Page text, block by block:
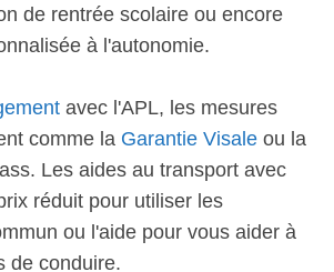
de rentrée scolaire ou encore
à l'autonomie.
avec l'APL, les mesures
comme la Garantie Visale ou la
Les aides au transport avec
réduit pour utiliser les
ou l'aide pour vous aider à
de conduire.